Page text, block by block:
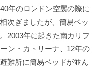
年のロンドン空襲の際に
次ぎましたが、簡易ベッ
2003年に起きた南カリフ
ン・カトリーナ、12年の
難所に簡易ベッドが並ん